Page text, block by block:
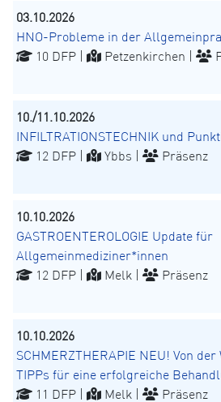
03.10.2026
HNO-Probleme in der
10 DFP |
Petzenkirchen |
10./11.10.2026
INFILTRATIONSTECHNIK und
12 DFP |
Ybbs | Präsenz
10.10.2026
GASTROENTEROLOGIE Update für
Allgemeinmediziner*innen
12 DFP |
Melk | Präsenz
10.10.2026
SCHMERZTHERAPIE NEU! Von
TIPPs für eine erfolgreiche
11 DFP |
Melk | Präsenz